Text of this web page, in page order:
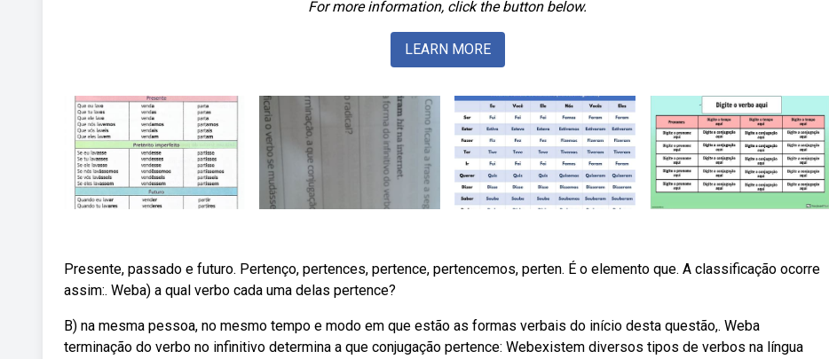
For more information, click the button below.
LEARN MORE
Presente, passado e futuro. Pertenço, pertences, pertence, pertencemos, perten. É o elemento que. A classificação ocorre
assim:. Weba) a qual verbo cada uma delas pertence?
B) na mesma pessoa, no mesmo tempo e modo em que estão as formas verbais do início desta questão,. Weba
terminação do verbo no infinitivo determina a que conjugação pertence: Webexistem diversos tipos de verbos na língua